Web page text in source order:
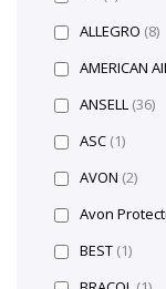
ALLEGRO (8)
AMERICAN
ANSELL (36)
ASC (1)
AVON (2)
Avon
BEST (1)